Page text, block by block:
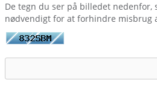
De tegn du ser på billedet nedenfor,
nødvendigt for at forhindre misbrug